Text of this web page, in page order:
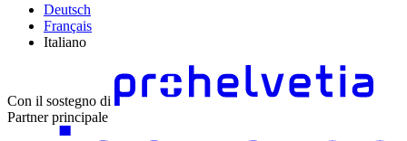
Deutsch
Français
Italiano
Con il sostegno di
Partner principale